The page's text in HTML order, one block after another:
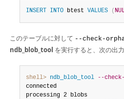
INSERT INTO btest VALUES (
このテーブルに対して --check-
ndb_blob_tool を実行すると、次の出
shell> ndb_blob_tool --
connected
processing 2 blobs